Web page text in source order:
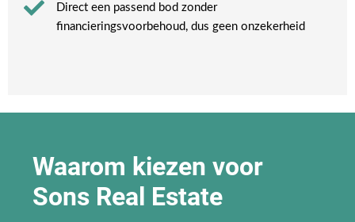
Direct een passend bod zonder
financieringsvoorbehoud, dus geen onzekerheid​
Waarom kiezen voor
Sons Real Estate